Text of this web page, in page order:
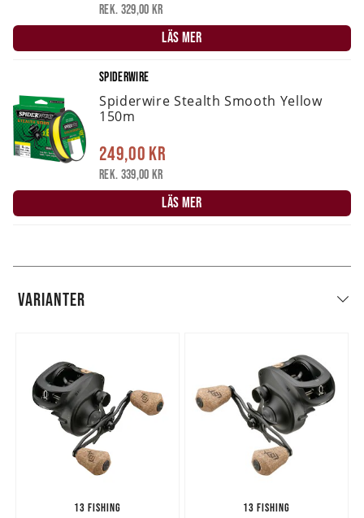
Rek. 329,00 kr
LÄS MER
SPIDERWIRE
Spiderwire Stealth Smooth Yellow
150m
249,00 kr
Rek. 339,00 kr
LÄS MER
VARIANTER
13 FISHING 13 FISHING